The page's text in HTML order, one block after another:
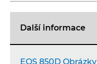
Další informace
EOS 850D Obrázky